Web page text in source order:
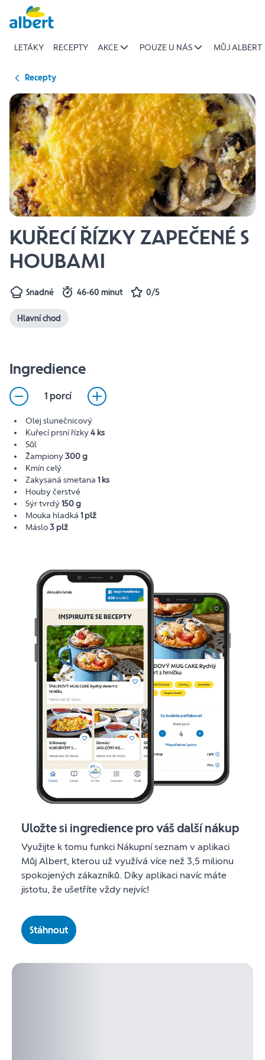
Přeskočit
LETÁKY RECEPTY AKCE POUZE U NÁS MŮJ ALBERT
Recepty
KUŘECÍ ŘÍZKY ZAPEČENÉ S
HOUBAMI
Snadné 46-60 minut 0/5
Hlavní chod
Ingredience
1 porcí
Olej slunečnicový
Kuřecí prsní řízky4 ks
Sůl
Žampiony300 g
Kmín celý
Zakysaná smetana 1 ks
Houby čerstvé
Sýr tvrdý150 g
Mouka hladká 1 plž
Máslo3 plž
Uložte si ingredience pro váš další nákup
Využijte k tomu funkci Nákupní seznam v aplikaci
Můj Albert, kterou už využívá více než 3,5 milionu
spokojených zákazníků. Díky aplikaci navíc máte
jistotu, že ušetříte vždy nejvíc!
Stáhnout